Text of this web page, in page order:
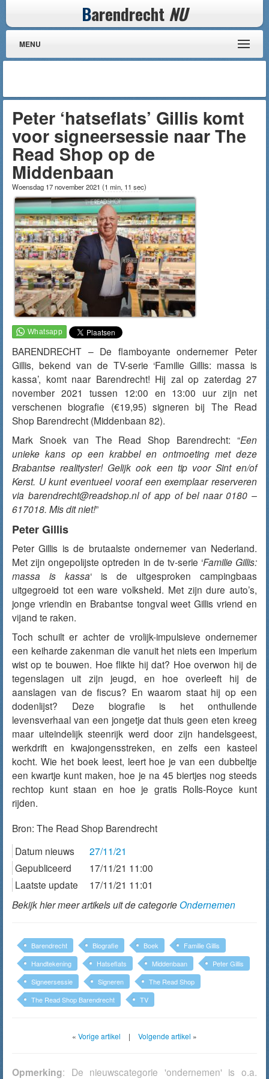
Barendrecht NU
MENU
Peter ‘hatseflats’ Gillis komt
voor signeersessie naar The
Read Shop op de
Middenbaan
Woensdag 17 november 2021 (1 min, 11 sec)
BARENDRECHT – De flamboyante ondernemer Peter
Gillis, bekend van de TV-serie ‘Familie Gillis: massa is
kassa’, komt naar Barendrecht! Hij zal op zaterdag 27
november 2021 tussen 12:00 en 13:00 uur zijn net
verschenen biografie (€19,95) signeren bij The Read
Shop Barendrecht (Middenbaan 82).
Mark Snoek van The Read Shop Barendrecht: “Een
unieke kans op een krabbel en ontmoeting met deze
Brabantse realityster! Gelijk ook een tip voor Sint en/of
Kerst. U kunt eventueel vooraf een exemplaar reserveren
via barendrecht@readshop.nl of app of bel naar 0180 –
617018. Mis dit niet!”
Peter Gillis
Peter Gillis is de brutaalste ondernemer van Nederland.
Met zijn ongepolijste optreden in de tv-serie ‘Familie Gillis:
massa is kassa‘ is de uitgesproken campingbaas
uitgegroeid tot een ware volksheld. Met zijn dure auto’s,
jonge vriendin en Brabantse tongval weet Gillis vriend en
vijand te raken.
Toch schuilt er achter de vrolijk-impulsieve ondernemer
een keiharde zakenman die vanuit het niets een imperium
wist op te bouwen. Hoe flikte hij dat? Hoe overwon hij de
tegenslagen uit zijn jeugd, en hoe overleeft hij de
aanslagen van de fiscus? En waarom staat hij op een
dodenlijst? Deze biografie is het onthullende
levensverhaal van een jongetje dat thuis geen eten kreeg
maar uiteindelijk steenrijk werd door zijn handelsgeest,
werkdrift en kwajongensstreken, en zelfs een kasteel
kocht. Wie het boek leest, leert hoe je van een dubbeltje
een kwartje kunt maken, hoe je na 45 biertjes nog steeds
rechtop kunt staan en hoe je gratis Rolls-Royce kunt
rijden.
Bron: The Read Shop Barendrecht
Datum nieuws
27/11/21
Gepubliceerd
17/11/21 11:00
Laatste update
17/11/21 11:01
Bekijk hier meer artikels uit de categorieOndernemen
Barendrecht Biografie Boek
Familie Gillis
Handtekening
Hatseflats Middenbaan
Peter Gillis
Signeersessie
Signeren
The Read Shop
The Read Shop Barendrecht
TV
« Vorige artikel | Volgende artikel »
Opmerking: De nieuwscategorie 'ondernemen' is o.a.